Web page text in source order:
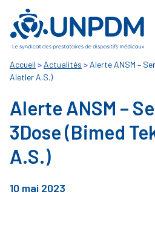
Accueil > Actualités > Alerte ANSM –
Aletler A.S.)
Alerte ANSM –
3Dose (Bimed
A.S.)
10 mai 2023